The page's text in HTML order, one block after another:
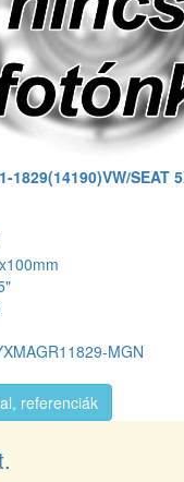
1829(14190)VW/SEAT
MGN
referenciák